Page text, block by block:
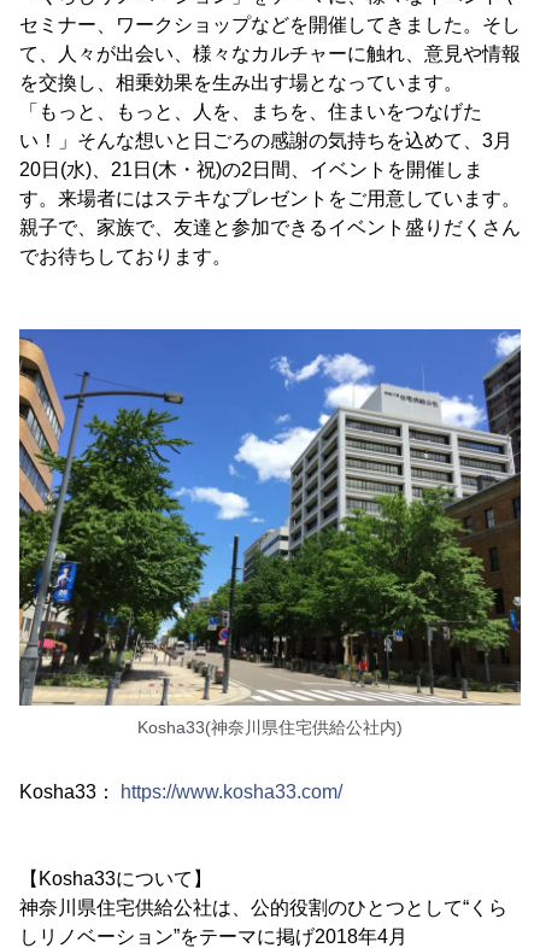
セミナー、ワークショップなどを開催してきました。そし
て、人々が出会い、様々なカルチャーに触れ、意見や情報
を交換し、相乗効果を生み出す場となっています。
「もっと、もっと、人を、まちを、住まいをつなげた
い！」そんな想いと日ごろの感謝の気持ちを込めて、3月
20日(水)、21日(木・祝)の2日間、イベントを開催しま
す。来場者にはステキなプレゼントをご用意しています。
親子で、家族で、友達と参加できるイベント盛りだくさん
でお待ちしております。
Kosha33(神奈川県住宅供給公社内)
Kosha33： https://www.kosha33.com/
【Kosha33について】
神奈川県住宅供給公社は、公的役割のひとつとして“くら
しリノベーション”をテーマに掲げ2018年4月